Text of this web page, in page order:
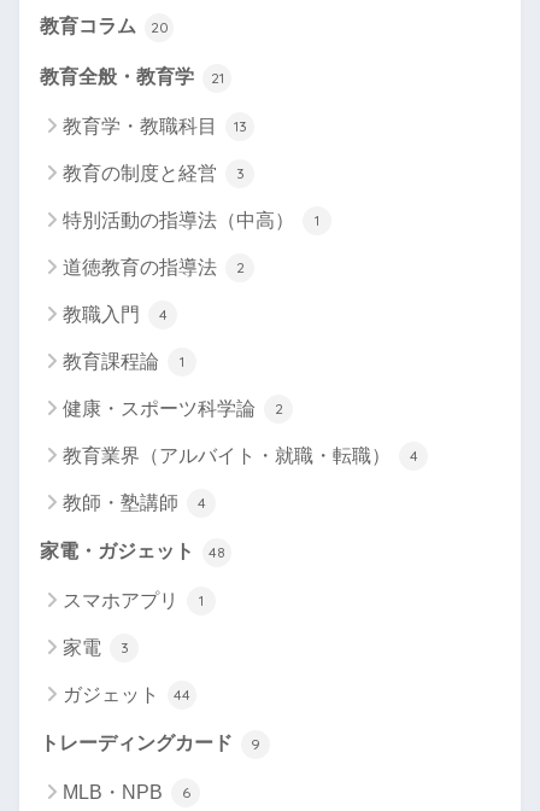
教育コラム 20
教育全般・教育学 21
教育学・教職科目 13
教育の制度と経営 3
特別活動の指導法（中高） 1
道徳教育の指導法 2
教職入門 4
教育課程論 1
健康・スポーツ科学論 2
教育業界（アルバイト・就職・転職） 4
教師・塾講師 4
家電・ガジェット 48
スマホアプリ 1
家電 3
ガジェット 44
トレーディングカード 9
MLB・NPB 6